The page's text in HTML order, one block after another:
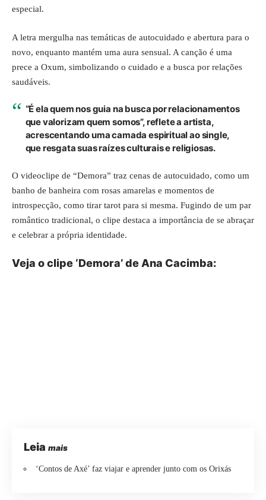
especial.
A letra mergulha nas temáticas de autocuidado e abertura para o
novo, enquanto mantém uma aura sensual. A canção é uma
prece a Oxum, simbolizando o cuidado e a busca por relações
saudáveis.
“É ela quem nos guia na busca por relacionamentos
que valorizam quem somos”, reflete a artista,
acrescentando uma camada espiritual ao single,
que resgata suas raízes culturais e religiosas.
O videoclipe de “Demora” traz cenas de autocuidado, como um
banho de banheira com rosas amarelas e momentos de
introspecção, como tirar tarot para si mesma. Fugindo de um par
romântico tradicional, o clipe destaca a importância de se abraçar
e celebrar a própria identidade.
Veja o clipe ‘Demora’ de Ana Cacimba:
Leia mais
‘Contos de Axé’ faz viajar e aprender junto com os Orixás